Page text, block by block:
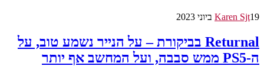
Karen Sjt19 ביוני 2023
Returnal בביקורת – על הנייר נשמע טוב, על
ה-PS5 ממש סבבה, ועל המחשב אף יותר